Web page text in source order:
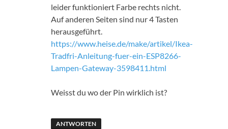
leider funktioniert Farbe rechts nicht.
Auf anderen Seiten sind nur 4 Tasten
herausgeführt.
https://www.heise.de/make/artikel/Ikea-
Tradfri-Anleitung-fuer-ein-ESP8266-
Lampen-Gateway-3598411.html
Weisst du wo der Pin wirklich ist?
ANTWORTEN